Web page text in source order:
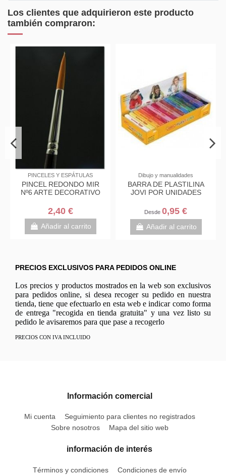
Los clientes que adquirieron este producto
también compraron:
PINCELES Y ESPÁTULAS
PINCEL REDONDO MIR
Nº6 ARTE DECORATIVO
2,40 €
Añadir al carrito
Dibujo y manualidades
BARRA DE PLASTILINA
JOVI POR UNIDADES
Desde0,95 €
Añadir al carrito
PRECIOS EXCLUSIVOS PARA PEDIDOS ONLINE
Los precios y productos mostrados en la web son exclusivos
para pedidos online, si desea recoger su pedido en nuestra
tienda, tiene que efectuarlo en esta web e indicar como forma
de entrega "recogida en tienda gratuita" y una vez listo su
pedido le avisaremos para que pase a recogerlo
PRECIOS CON IVA INCLUIDO
Información comercial
Mi cuenta
Seguimiento para clientes no registrados
Sobre nosotros
Mapa del sitio web
información de interés
Términos y condiciones Condiciones de envío